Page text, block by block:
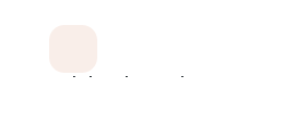
Salidas de reutilización